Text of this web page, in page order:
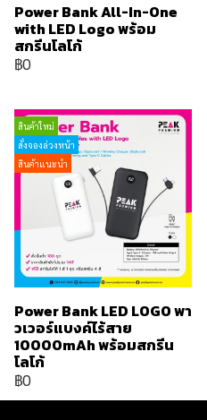
Power Bank All-In-One
with LED Logo พร้อม
สกรีนโลโก้
฿0
สินค้าใหม่
สั่งจองล่วงหน้า
สินค้าแนะนำ
Power Bank LED LOGO พา
วเวอร์แบงค์ไร้สาย
10000mAh พร้อมสกรีน
โลโก้
฿0